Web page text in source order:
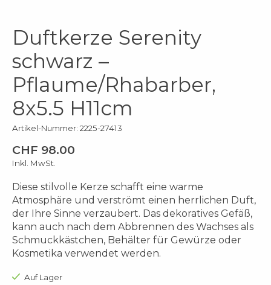
Duftkerze Serenity
schwarz –
Pflaume/Rhabarber,
8x5.5 H11cm
Artikel-Nummer: 2225-27413
CHF 98.00
Inkl. MwSt.
Diese stilvolle Kerze schafft eine warme
Atmosphäre und verströmt einen herrlichen Duft,
der Ihre Sinne verzaubert. Das dekoratives Gefäß,
kann auch nach dem Abbrennen des Wachses als
Schmuckkästchen, Behälter für Gewürze oder
Kosmetika verwendet werden.
Auf Lager